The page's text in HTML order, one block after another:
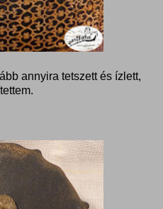
annyira tetszett és ízlett,